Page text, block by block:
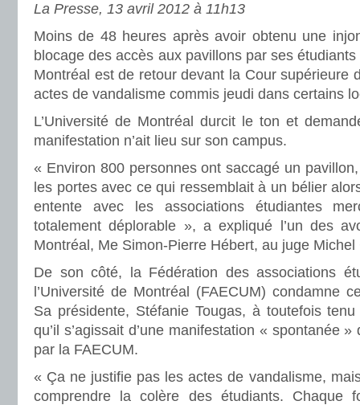
La Presse, 13 avril 2012 à 11h13
Moins de 48 heures après avoir obtenu une
blocage des accès aux pavillons par ses
Montréal est de retour devant la Cour supérieure
actes de vandalisme commis jeudi dans certains
L’Université de Montréal durcit le ton et
manifestation n’ait lieu sur son campus.
« Environ 800 personnes ont saccagé un
les portes avec ce qui ressemblait à un bélier
entente avec les associations étudiantes
totalement déplorable », a expliqué l’un des
Montréal, Me Simon-Pierre Hébert, au juge Michel
De son côté, la Fédération des associations
l’Université de Montréal (FAECUM) condamne
Sa présidente, Stéfanie Tougas, à toutefois
qu’il s’agissait d’une manifestation « spontanée
par la FAECUM.
« Ça ne justifie pas les actes de vandalisme,
comprendre la colère des étudiants. Chaque